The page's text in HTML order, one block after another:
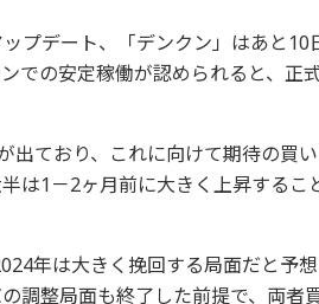
プデート、「デンクン」はあと10
での安定稼働が認められると、正
出ており、これに向けて期待の買
は1－2ヶ月前に大きく上昇するこ
年は大きく挽回する局面だと予
調整局面も終了した前提で、両者